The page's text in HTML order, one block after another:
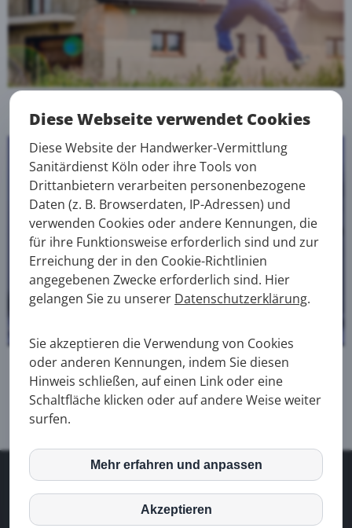
Über uns
Kontakt
© 2025 Sanitär Notdienst Köln | 24h Klempner Service
Impressum|Datenschutz| Tel:0157 77442967
Öffnungszeiten: Rund um die Uhr | 7 Tage die Woche
Diese Webseite verwendet Cookies
Diese Website der Handwerker-Vermittlung
Sanitärdienst Köln oder ihre Tools von
Drittanbietern verarbeiten personenbezogene
Daten (z. B. Browserdaten, IP-Adressen) und
verwenden Cookies oder andere Kennungen, die
für ihre Funktionsweise erforderlich sind und zur
Erreichung der in den Cookie-Richtlinien
angegebenen Zwecke erforderlich sind. Hier
gelangen Sie zu unserer Datenschutzerklärung.
Sie akzeptieren die Verwendung von Cookies
oder anderen Kennungen, indem Sie diesen
Hinweis schließen, auf einen Link oder eine
Schaltfläche klicken oder auf andere Weise weiter
surfen.
inCMS
Google Fonts
Mehr erfahren und anpassen
Akzeptieren